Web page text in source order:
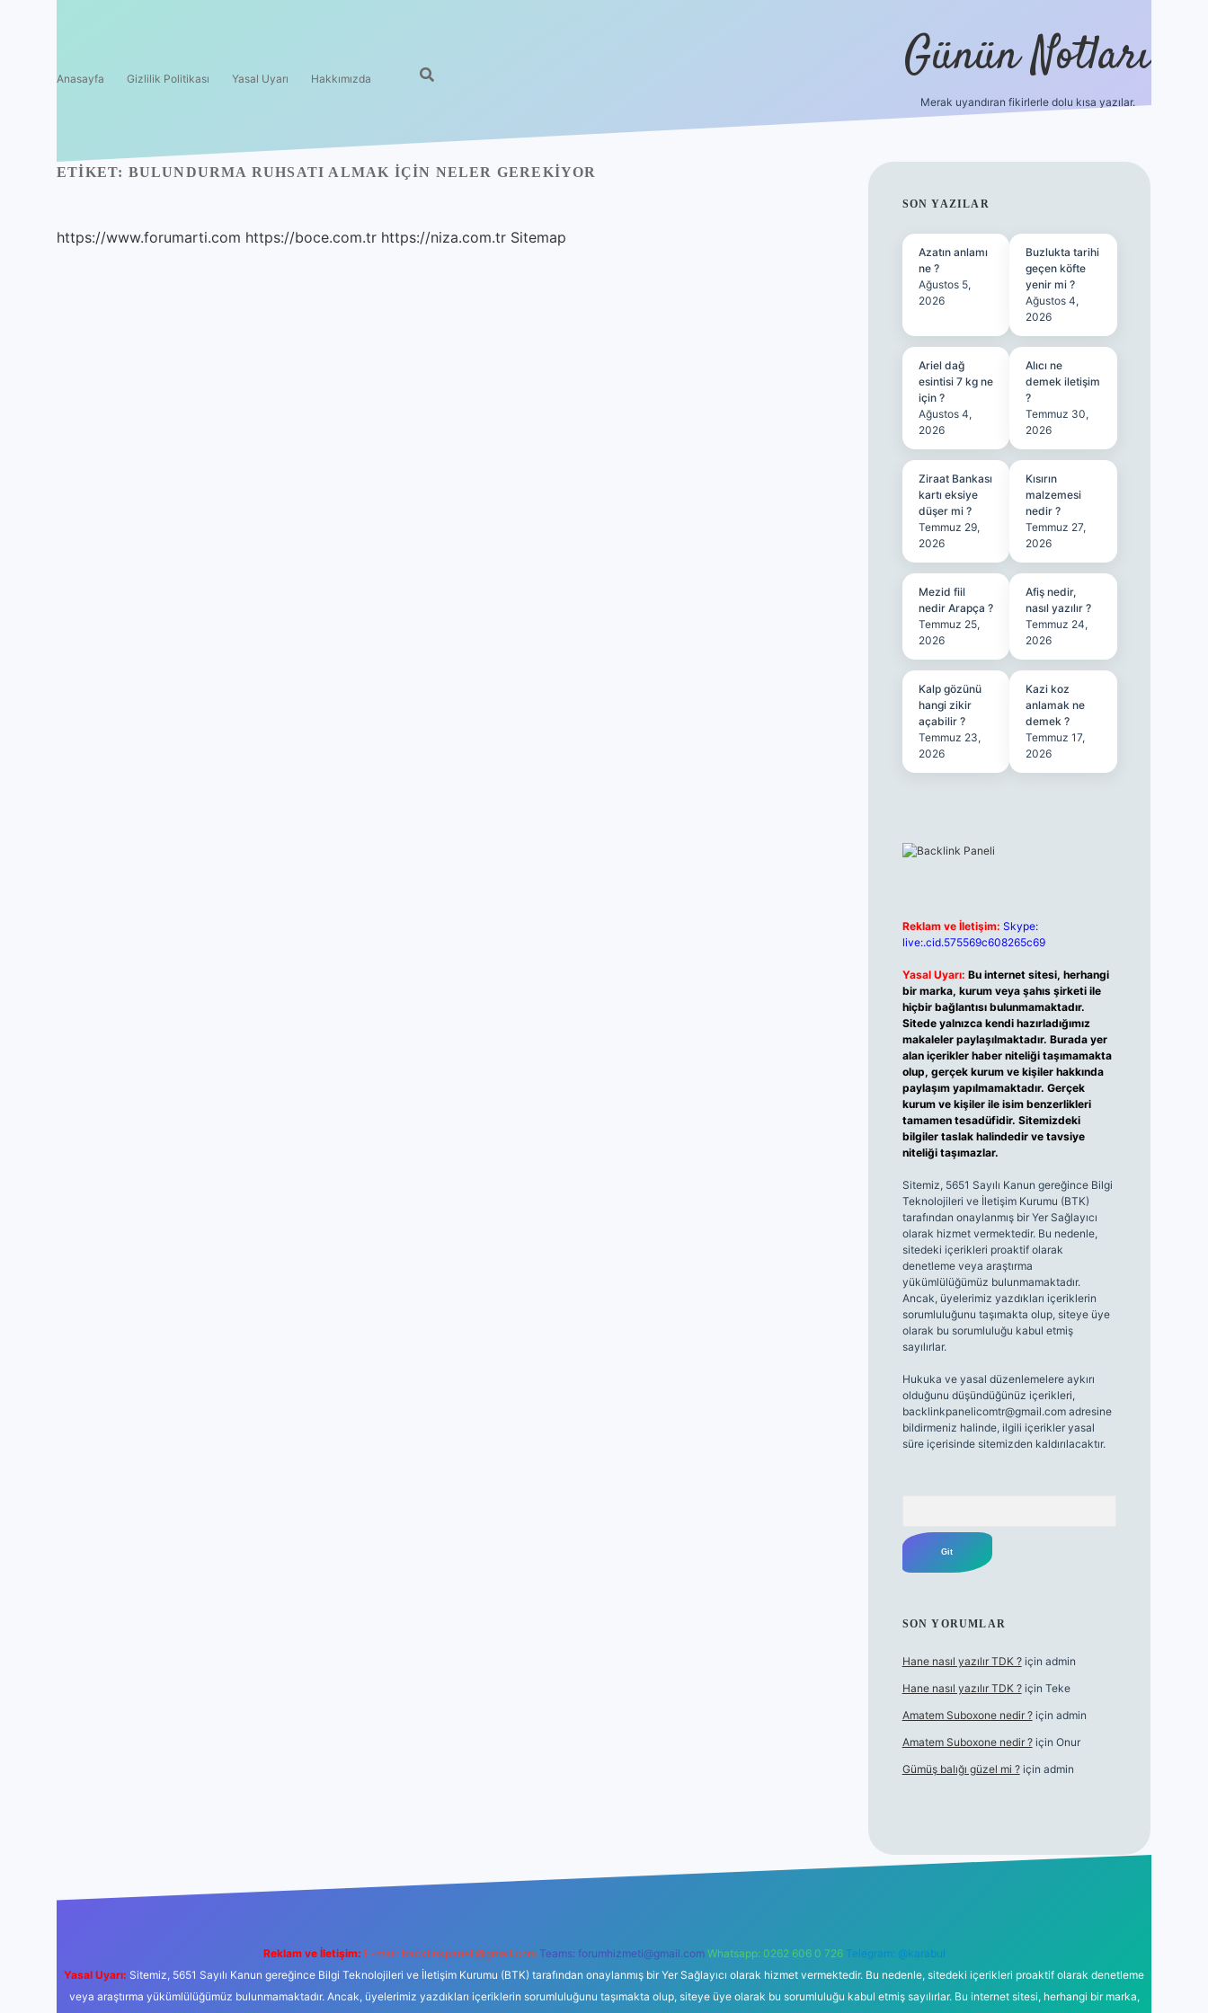
Anasayfa Gizlilik Politikası Yasal Uyarı Hakkımızda Günün Notları
Merak uyandıran fikirlerle dolu kısa yazılar.
ETIKET: BULUNDURMA RUHSATI ALMAK IÇIN NELER GEREKIYOR
https://www.forumarti.com https://boce.com.tr https://niza.com.tr Sitemap
SIDEBAR
SON YAZILAR
Azatın anlamı
ne ?
Ağustos 5,
2026
Buzlukta tarihi
geçen köfte
yenir mi ?
Ağustos 4,
2026
Ariel dağ
esintisi 7 kg ne
için ?
Ağustos 4,
2026
Alıcı ne
demek iletişim
?
Temmuz 30,
2026
Ziraat Bankası
kartı eksiye
düşer mi ?
Temmuz 29,
2026
Kısırın
malzemesi
nedir ?
Temmuz 27,
2026
Mezid fiil
nedir Arapça ?
Temmuz 25,
2026
Afiş nedir,
nasıl yazılır ?
Temmuz 24,
2026
Kalp gözünü
hangi zikir
açabilir ?
Temmuz 23,
2026
Kazi koz
anlamak ne
demek ?
Temmuz 17,
2026
Reklam ve İletişim: Skype:
live:.cid.575569c608265c69
Yasal Uyarı: Bu internet sitesi, herhangi
bir marka, kurum veya şahıs şirketi ile
hiçbir bağlantısı bulunmamaktadır.
Sitede yalnızca kendi hazırladığımız
makaleler paylaşılmaktadır. Burada yer
alan içerikler haber niteliği taşımamakta
olup, gerçek kurum ve kişiler hakkında
paylaşım yapılmamaktadır. Gerçek
kurum ve kişiler ile isim benzerlikleri
tamamen tesadüfidir. Sitemizdeki
bilgiler taslak halindedir ve tavsiye
niteliği taşımazlar.
Sitemiz, 5651 Sayılı Kanun gereğince Bilgi
Teknolojileri ve İletişim Kurumu (BTK)
tarafından onaylanmış bir Yer Sağlayıcı
olarak hizmet vermektedir. Bu nedenle,
sitedeki içerikleri proaktif olarak
denetleme veya araştırma
yükümlülüğümüz bulunmamaktadır.
Ancak, üyelerimiz yazdıkları içeriklerin
sorumluluğunu taşımakta olup, siteye üye
olarak bu sorumluluğu kabul etmiş
sayılırlar.
Hukuka ve yasal düzenlemelere aykırı
olduğunu düşündüğünüz içerikleri,
backlinkpanelicomtr@gmail.comadresine
bildirmeniz halinde, ilgili içerikler yasal
süre içerisinde sitemizden kaldırılacaktır.
SON YORUMLAR
Hane nasıl yazılır TDK ?için admin
Hane nasıl yazılır TDK ?için Teke
Amatem Suboxone nedir ?için admin
Amatem Suboxone nedir ?için Onur
Gümüş balığı güzel mi ?için admin
https://
Reklam ve İletişim: E-mail: backlinkpaneli@gmail.com Teams: forumhizmeti@gmail.com Whatsapp: 0262 606 0 726 Telegram: @karabul
Yasal Uyarı: Sitemiz, 5651 Sayılı Kanun gereğince Bilgi Teknolojileri ve İletişim Kurumu (BTK) tarafından onaylanmış bir Yer Sağlayıcı olarak hizmet vermektedir. Bu nedenle, sitedeki içerikleri proaktif olarak denetleme
veya araştırma yükümlülüğümüz bulunmamaktadır. Ancak, üyelerimiz yazdıkları içeriklerin sorumluluğunu taşımakta olup, siteye üye olarak bu sorumluluğu kabul etmiş sayılırlar. Bu internet sitesi, herhangi bir marka,